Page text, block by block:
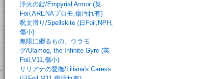
浄火の鎧/Empyrial Armor (英
Foil,ARENAプロモ,傷汚れ有)
呪文滑り/Spellskite (日Foil,NPH,
傷小)
無限に廻るもの、ウラモ
グ/Ulamog, the Infinite Gyre (英
Foil,V11,傷小)
リリアナの愛撫/Liliana's Caress